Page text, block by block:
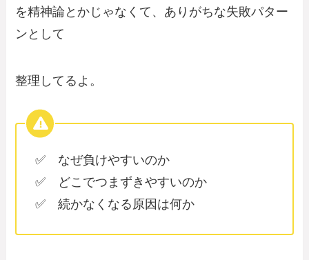
を精神論とかじゃなくて、ありがちな失敗パター
ンとして
整理してるよ。
✅ なぜ負けやすいのか
✅ どこでつまずきやすいのか
✅ 続かなくなる原因は何か